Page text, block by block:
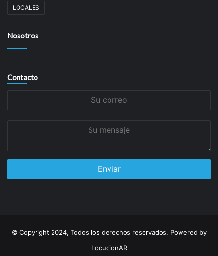
LOCALES
Nosotros
Contacto
© Copyright 2024, Todos los derechos reservados. Powered by
LocucionAR